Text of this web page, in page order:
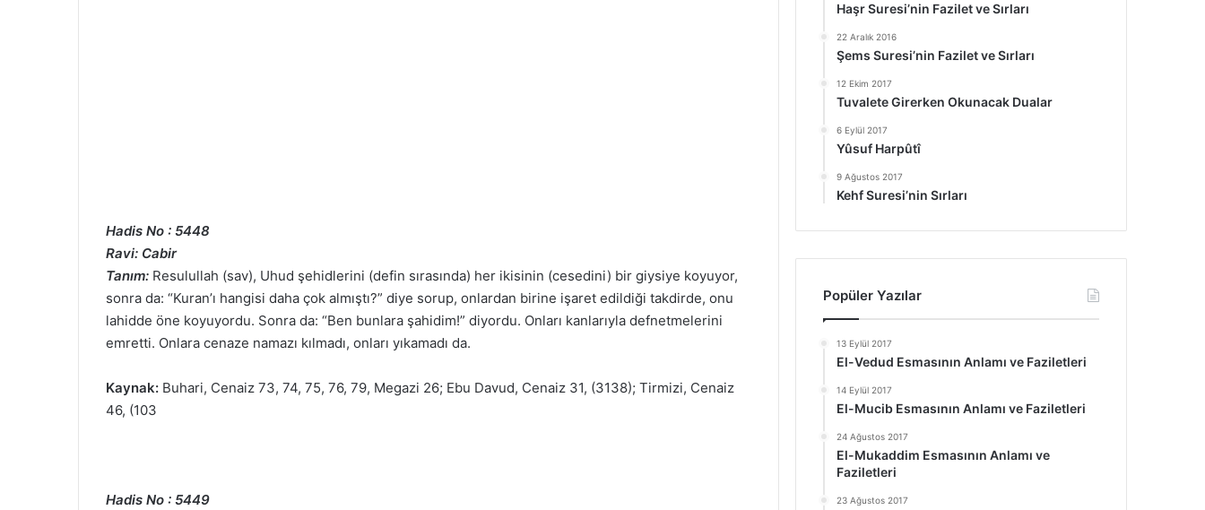
Hadis No : 5448
Ravi: Cabir
Tanım: Resulullah (sav), Uhud şehidlerini (defin sırasında) her ikisinin (cesedini) bir giysiye koyuyor,
sonra da: “Kuran’ı hangisi daha çok almıştı?” diye sorup, onlardan birine işaret edildiği takdirde, onu
lahidde öne koyuyordu. Sonra da: “Ben bunlara şahidim!” diyordu. Onları kanlarıyla defnetmelerini
emretti. Onlara cenaze namazı kılmadı, onları yıkamadı da.
Kaynak: Buhari, Cenaiz 73, 74, 75, 76, 79, Megazi 26; Ebu Davud, Cenaiz 31, (3138); Tirmizi, Cenaiz
46, (103
Hadis No : 5449
Haşr Suresi’nin Fazilet ve Sırları
22 Aralık 2016
Şems Suresi’nin Fazilet ve Sırları
12 Ekim 2017
Tuvalete Girerken Okunacak Dualar
6 Eylül 2017
Yûsuf Harpûtî
9 Ağustos 2017
Kehf Suresi’nin Sırları
Popüler Yazılar
13 Eylül 2017
El-Vedud Esmasının Anlamı ve Faziletleri
14 Eylül 2017
El-Mucib Esmasının Anlamı ve Faziletleri
24 Ağustos 2017
El-Mukaddim Esmasının Anlamı ve
Faziletleri
23 Ağustos 2017